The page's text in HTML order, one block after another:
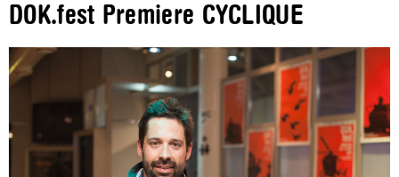
DOK.fest Premiere CYCLIQUE